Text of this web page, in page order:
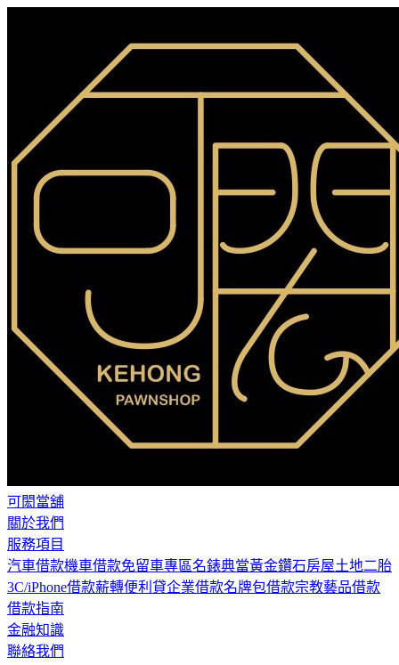
可閎當舖
關於我們
服務項目
汽車借款機車借款免留車專區名錶典當黃金鑽石房屋土地二胎
3C/iPhone借款薪轉便利貸企業借款名牌包借款宗教藝品借款
借款指南
金融知識
聯絡我們